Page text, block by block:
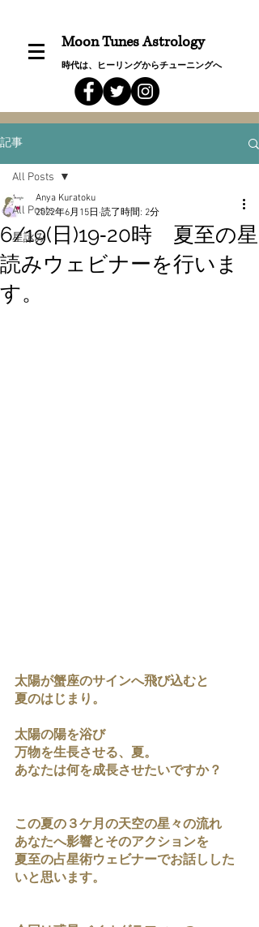
Moon Tunes Astrology
時代は、ヒーリングからチューニングへ
記事
All Posts
星詠み
All Posts
6/19(日)19‐20時 夏至の星
読みウェビナーを行いま
す。
Anya Kuratoku
2022年6月15日 読了時間: 2分
太陽が蟹座のサインへ飛び込むと
夏のはじまり。
太陽の陽を浴び
万物を生長させる、夏。
あなたは何を成長させたいですか？
この夏の３ケ月の天空の星々の流れ
あなたへ影響とそのアクションを
夏至の占星術ウェビナーでお話しした
いと思います。